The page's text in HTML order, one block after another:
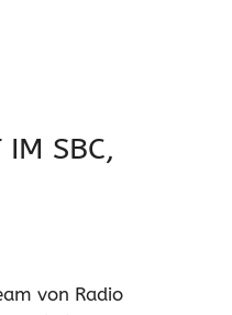
IM SBC,
von Radio